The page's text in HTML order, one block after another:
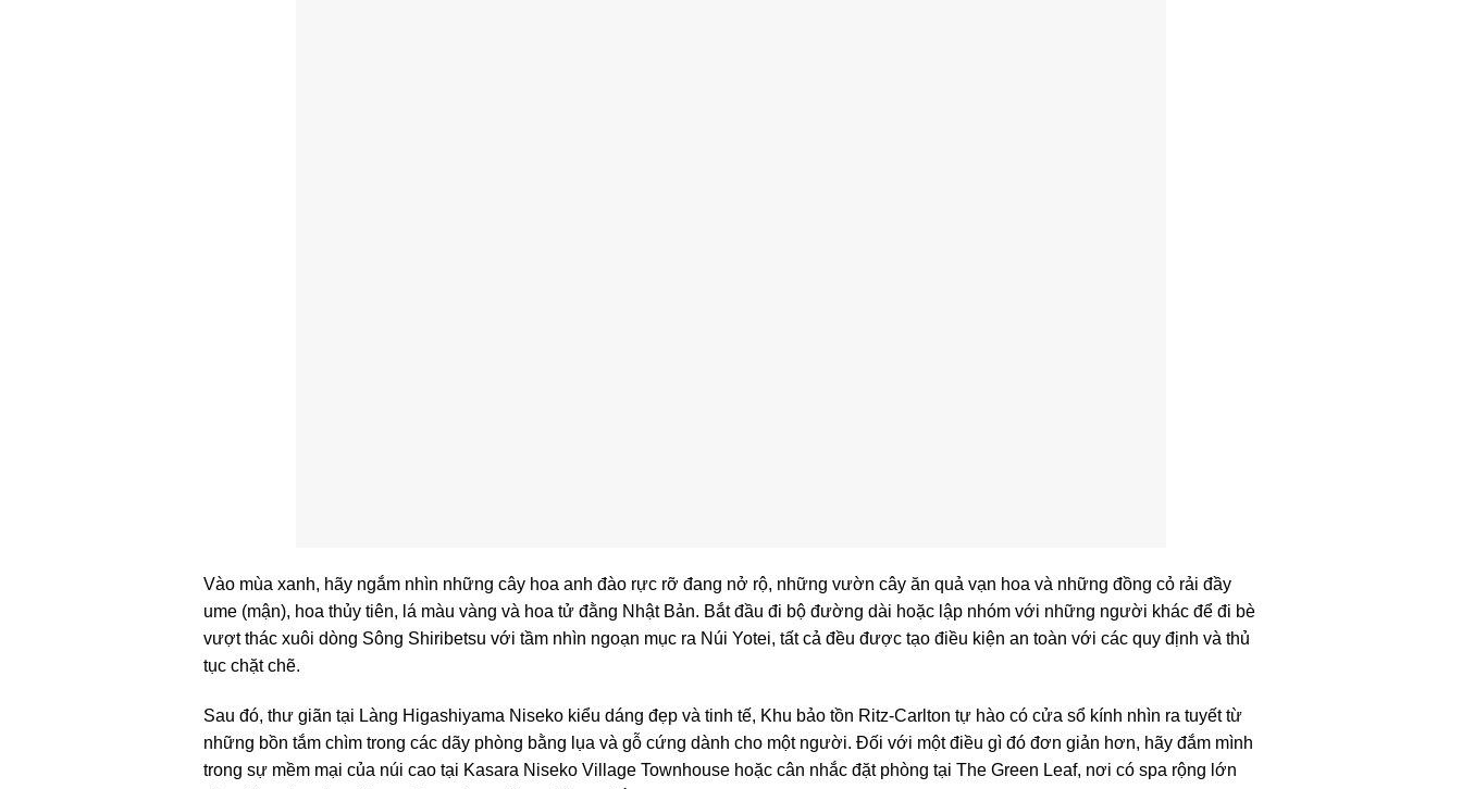
Vào mùa xanh, hãy ngắm nhìn những cây hoa anh đào rực rỡ đang nở rộ, những vườn cây ăn quả vạn hoa và những đồng cỏ rải đầy
ume (mận), hoa thủy tiên, lá màu vàng và hoa tử đằng Nhật Bản. Bắt đầu đi bộ đường dài hoặc lập nhóm với những người khác để đi bè
vượt thác xuôi dòng Sông Shiribetsu với tầm nhìn ngoạn mục ra Núi Yotei, tất cả đều được tạo điều kiện an toàn với các quy định và thủ
tục chặt chẽ.
Sau đó, thư giãn tại Làng Higashiyama Niseko kiểu dáng đẹp và tinh tế, Khu bảo tồn Ritz-Carlton tự hào có cửa sổ kính nhìn ra tuyết từ
những bồn tắm chìm trong các dãy phòng bằng lụa và gỗ cứng dành cho một người. Đối với một điều gì đó đơn giản hơn, hãy đắm mình
trong sự mềm mại của núi cao tại Kasara Niseko Village Townhouse hoặc cân nhắc đặt phòng tại The Green Leaf, nơi có spa rộng lớn